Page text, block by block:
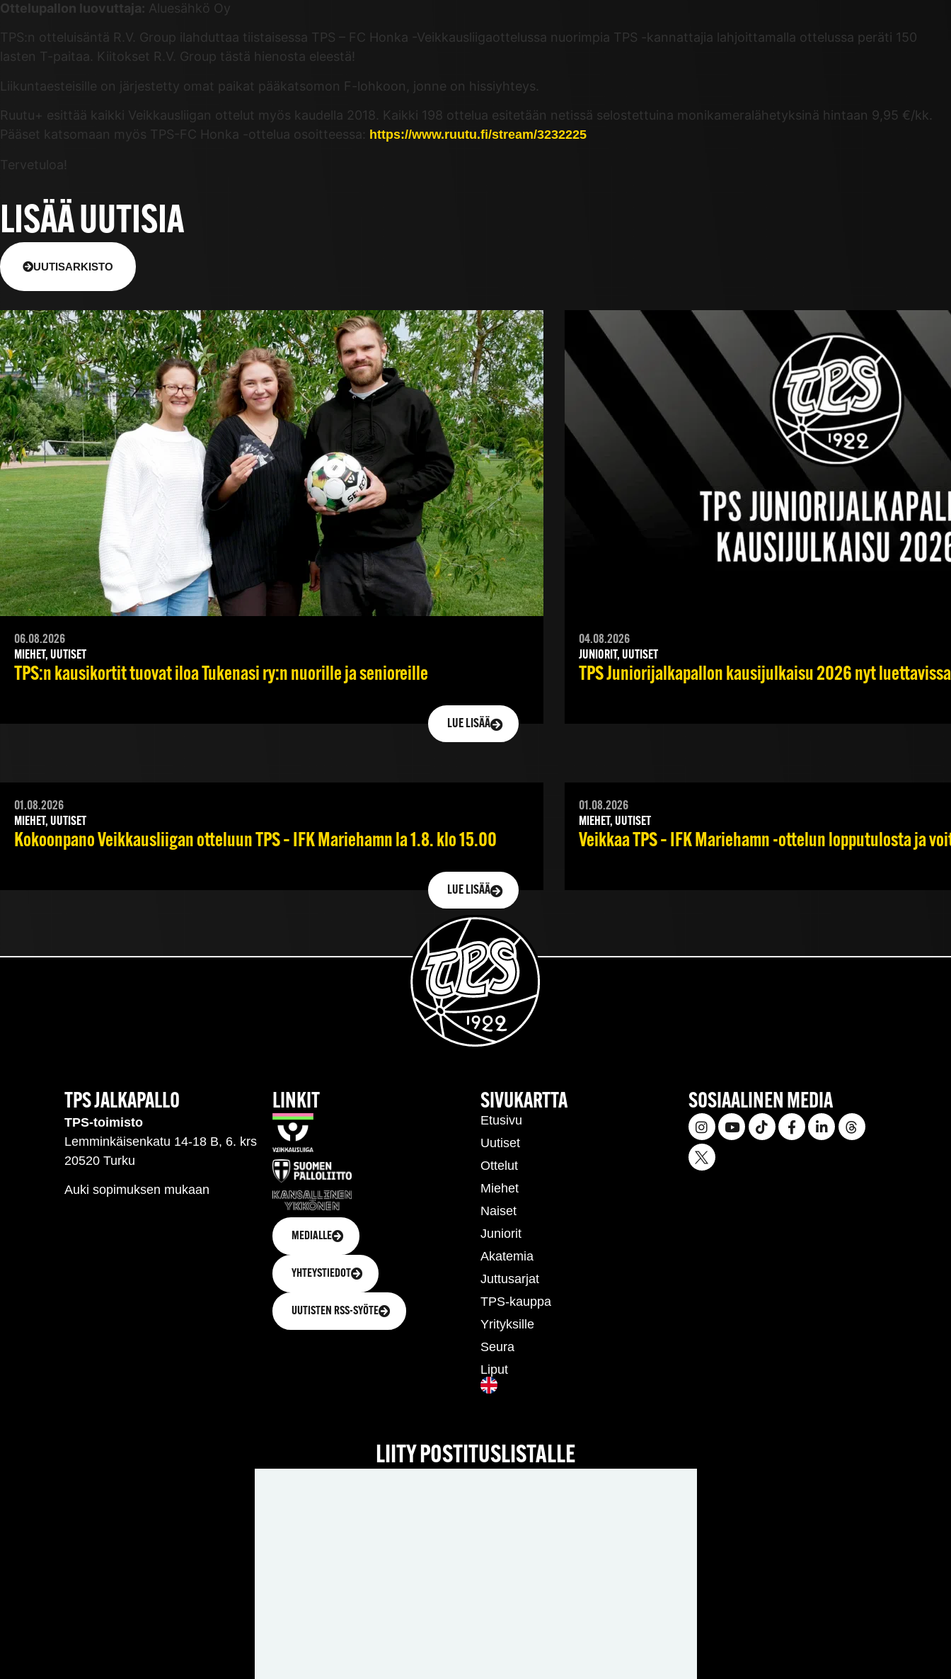
Ottelupallon luovuttaja: Aluesähkö Oy
TPS:n otteluisäntä R.V. Group ilahduttaa tiistaisessa TPS – FC Honka -Veikkausliigaottelussa nuorimpia TPS -kannattajia lahjoittamalla ottelussa peräti 150
lasten T-paitaa. Kiitokset R.V. Group tästä hienosta eleestä!
Liikuntaesteisille on järjestetty omat paikat pääkatsomon F-lohkoon, jonne on hissiyhteys.
Ruutu+ esittää kaikki Veikkausliigan ottelut myös kaudella 2018. Kaikki 198 ottelua esitetään netissä selostettuina monikameralähetyksinä hintaan 9,95 €/kk.
Pääset katsomaan myös TPS-FC Honka -ottelua osoitteessa: https://www.ruutu.fi/stream/3232225
Tervetuloa!
LISÄÄ UUTISIA
UUTISARKISTO
06.08.2026
MIEHET, UUTISET
TPS:n kausikortit tuovat iloa Tukenasi ry:n nuorille ja senioreille
LUE LISÄÄ
04.08.2026
JUNIORIT, UUTISET
TPS Juniorijalkapallon kausijulkaisu 2026 nyt luettavissa
01.08.2026
MIEHET, UUTISET
Kokoonpano Veikkausliigan otteluun TPS – IFK Mariehamn la 1.8. klo 15.00
LUE LISÄÄ
01.08.2026
MIEHET, UUTISET
Veikkaa TPS – IFK Mariehamn -ottelun lopputulosta ja
TPS JALKAPALLO
TPS-toimisto
Lemminkäisenkatu 14-18 B, 6. krs
20520 Turku
Auki sopimuksen mukaan
LINKIT
MEDIALLE
YHTEYSTIEDOT
UUTISTEN RSS-SYÖTE
SIVUKARTTA
Etusivu
Uutiset
Ottelut
Miehet
Naiset
Juniorit
Akatemia
Juttusarjat
TPS-kauppa
Yrityksille
Seura
Liput
SOSIAALINEN MEDIA
LIITY POSTITUSLISTALLE